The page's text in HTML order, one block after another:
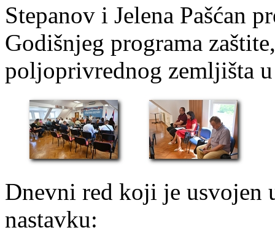
Stepanov i Jelena Pašćan
Godišnjeg programa
poljoprivrednog zemljišta
Dnevni red koji je usvojen
nastavku: